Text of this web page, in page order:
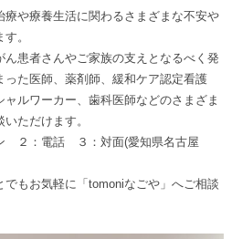
や療養生活に関わるさまざまな不安や
。
患者さんやご家族の支えとなるべく発
た医師、薬剤師、 緩和ケア認定看護
ャルワーカー、歯科医師などのさまざま
ただけます。
２：電話 ３：対面(愛知県名古屋
もお気軽に「tomoniなごや」 へご相談